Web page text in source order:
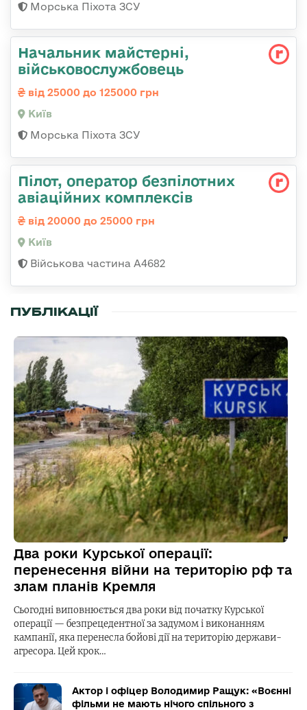
Морська Піхота ЗСУ
Начальник майстерні,
військовослужбовець
від 25000 до 125000 грн
Київ
Морська Піхота ЗСУ
Пілот, оператор безпілотних
авіаційних комплексів
від 20000 до 25000 грн
Київ
Військова частина А4682
ПУБЛІКАЦІЇ
Два роки Курської операції:
перенесення війни на територію рф та
злам планів Кремля
Сьогодні виповнюється два роки від початку Курської
операції — безпрецедентної за задумом і виконанням
кампанії, яка перенесла бойові дії на територію держави-
агресора. Цей крок…
Актор і офіцер Володимир Ращук: «Воєнні
фільми не мають нічого спільного з